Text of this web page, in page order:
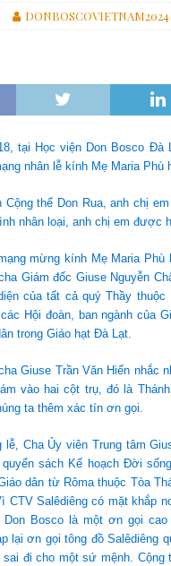
một thế giới hài hòa hơn
Gợi Ý Của Cha Bề Trên Cả Về
DONBOSCOVIETNAM2024
tại Học viện Don Bosco
nhân lễ kính Mẹ Maria Phù
Cộng thể Don Rua, anh chị
nhân loại, anh chị em
mừng kính Mẹ Maria
Giám đốc Giuse Nguyễn
của tất cả quý Thầy
Hội đoàn, ban ngành của
trong Giáo hạt Đà Lạt.
Giuse Trần Văn Hiển nhắc
vào hai cột trụ, đó là
ta thêm xác tín ơn gọi.
lễ, Cha Ủy viên Trung tâm
sách Kế hoạch Đời
dân từ Rôma thuộc Tòa
CTV Salêdiêng có mặt khắp
Don Bosco là một ơn gọi
lại ơn gọi tông đồ Salêdiêng
đi cho một sứ mệnh.